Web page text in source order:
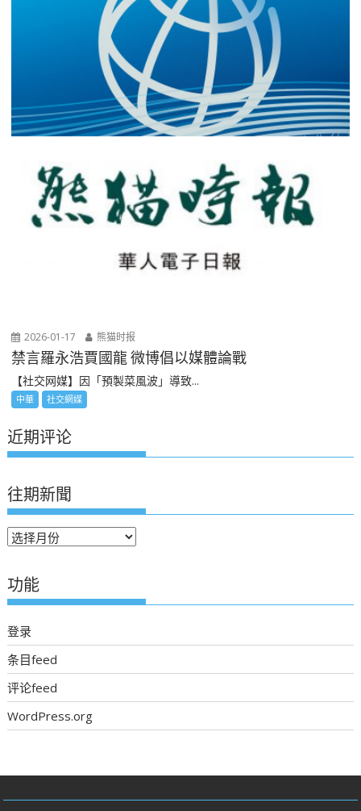
2026-01-17 熊猫时报
禁言羅永浩賈國龍 微博倡以媒體論戰
【社交网媒】因「預製菜風波」導致...
中華 社交網媒
近期评论
往期新聞
往
新
聞
功能
登录
条目feed
评论feed
WordPress.org